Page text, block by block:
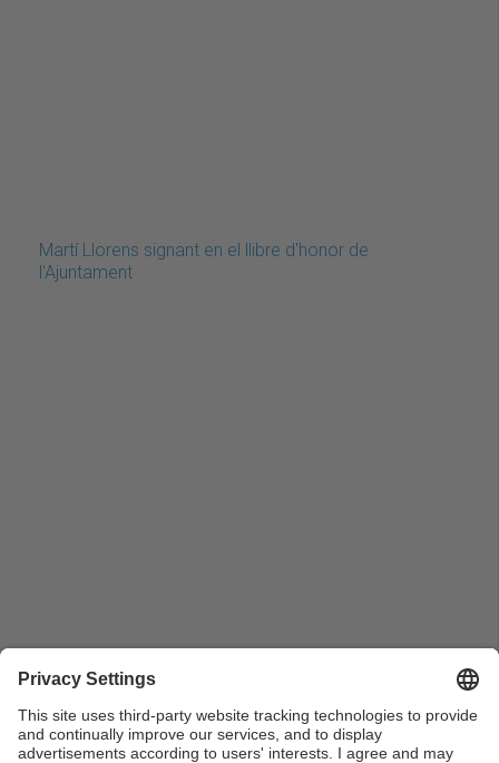
Martí Llorens signant en el llibre d'honor de
l'Ajuntament